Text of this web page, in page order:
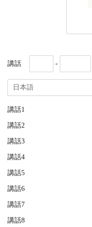
講話 -
講話1
講話2
講話3
講話4
講話5
講話6
講話7
講話8